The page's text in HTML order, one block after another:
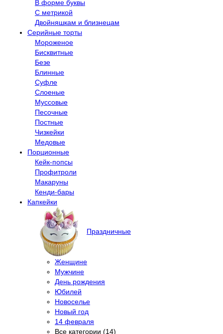
В форме буквы
С метрикой
Двойняшкам и близнецам
Серийные торты
Мороженое
Бисквитные
Безе
Блинные
Суфле
Слоеные
Муссовые
Песочные
Постные
Чизкейки
Медовые
Порционные
Кейк-попсы
Профитроли
Макаруны
Кенди-бары
Капкейки
Праздничные
Женщине
Мужчине
День рождения
Юбилей
Новоселье
Новый год
14 февраля
Все категории (14)